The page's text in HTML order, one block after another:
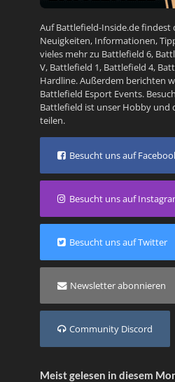
Auf Battlefield-Inside.de findest
Neuigkeiten, Informationen,
vieles mehr zu Battlefield 6,
V, Battlefield 1, Battlefield 4,
Hardline. Außerdem berichten
Battlefield Esport Events.
Battlefield ist unser Hobby und
teilen.
Besucht uns auf
Besucht uns auf
Besucht uns auf Twitter
Newsletter abonnieren
Community Discord
Meist gelesen in diesem